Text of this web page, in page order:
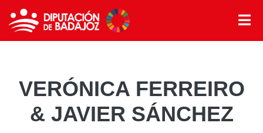
VERÓNICA FERREIRO
& JAVIER SÁNCHEZ